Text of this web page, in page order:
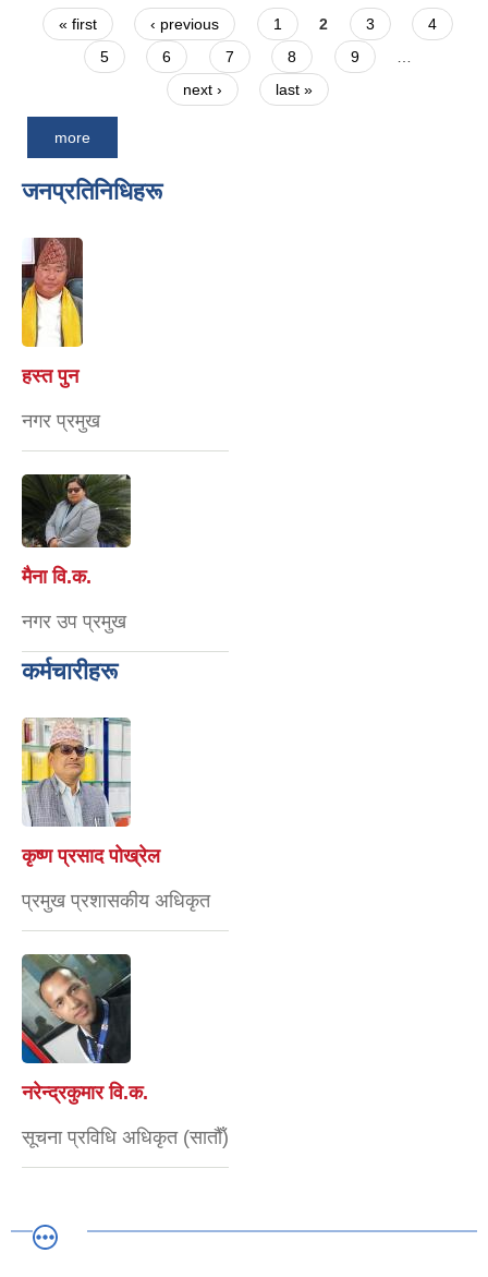
Pages
« first ‹ previous 1 2 3
4
5
6 7 8 9
next ›
last »
more
जनप्रतिनिधिहरू
हस्त पुन
नगर प्रमुख
मैना वि‍.क.
नगर उप प्रमुख
कर्मचारीहरू
कृष्ण प्रसाद पोख्रेल
प्रमुख प्रशासकीय अधिकृत
नरेन्द्रकुमार वि.क.
सूचना प्रविधि अधिकृत (सातौँ)